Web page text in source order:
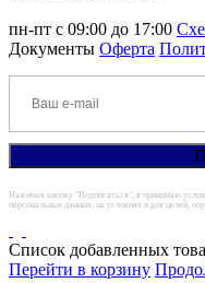
пн-пт с 09:00 до 17:00
Документы Оферта
Нажимая кнопку "Подписаться", я принимаю
персональных данных, на условиях и для целей,
Список добавленных
Перейти в корзину